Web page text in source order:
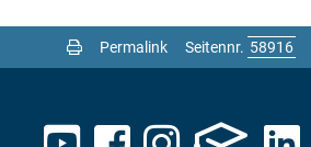
Permalink Seitennr.